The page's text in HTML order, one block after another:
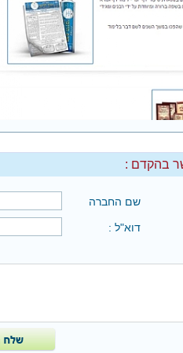
בהקדם :
שם החברה
דוא"ל :